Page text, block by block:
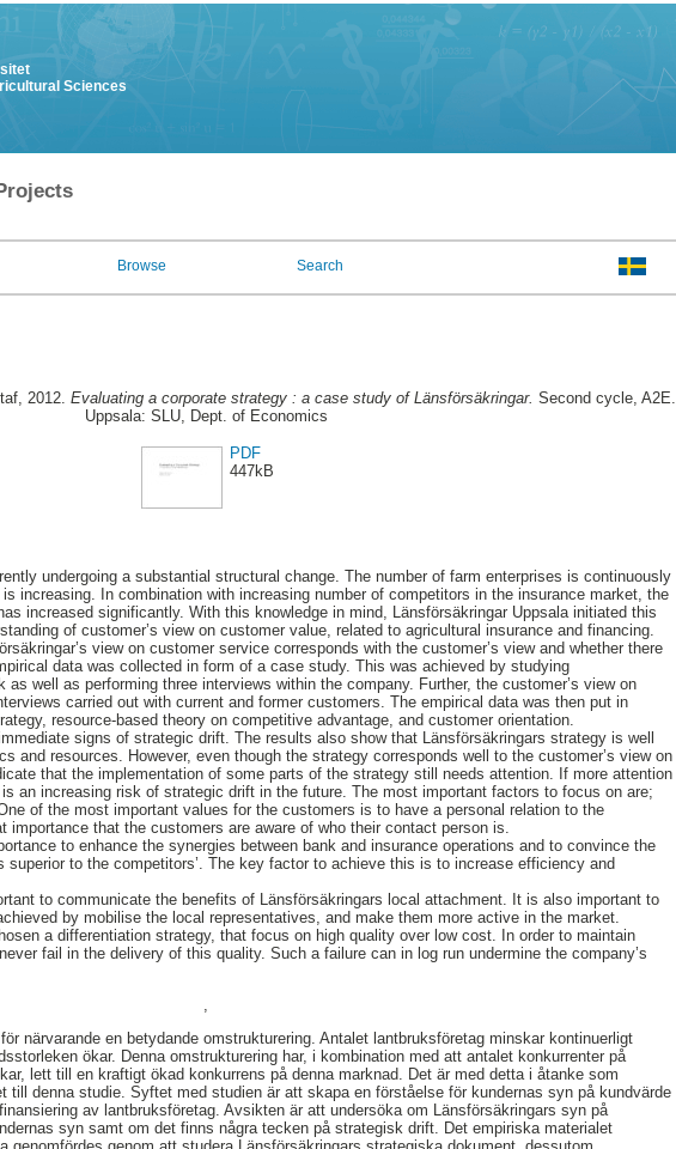
Sciences
Browse Search
, 2012. Evaluating a corporate strategy : a case study of Länsförsäkringar. Second cycle, A2E.
Uppsala: SLU, Dept. of Economics
PDF
447kB
undergoing a substantial structural change. The number of farm enterprises is continuously
increasing. In combination with increasing number of competitors in the insurance market, the
increased significantly. With this knowledge in mind, Länsförsäkringar Uppsala initiated this
of customer’s view on customer value, related to agricultural insurance and financing.
view on customer service corresponds with the customer’s view and whether there
data was collected in form of a case study. This was achieved by studying
as well as performing three interviews within the company. Further, the customer’s view on
carried out with current and former customers. The empirical data was then put in
resource-based theory on competitive advantage, and customer orientation.
signs of strategic drift. The results also show that Länsförsäkringars strategy is well
and resources. However, even though the strategy corresponds well to the customer’s view on
that the implementation of some parts of the strategy still needs attention. If more attention
an increasing risk of strategic drift in the future. The most important factors to focus on are;
of the most important values for the customers is to have a personal relation to the
importance that the customers are aware of who their contact person is.
to enhance the synergies between bank and insurance operations and to convince the
to the competitors’. The key factor to achieve this is to increase efficiency and
to communicate the benefits of Länsförsäkringars local attachment. It is also important to
by mobilise the local representatives, and make them more active in the market.
a differentiation strategy, that focus on high quality over low cost. In order to maintain
fail in the delivery of this quality. Such a failure can in log run undermine the company’s
närvarande en betydande omstrukturering. Antalet lantbruksföretag minskar kontinuerligt
ökar. Denna omstrukturering har, i kombination med att antalet konkurrenter på
lett till en kraftigt ökad konkurrens på denna marknad. Det är med detta i åtanke som
till denna studie. Syftet med studien är att skapa en förståelse för kundernas syn på kundvärde
av lantbruksföretag. Avsikten är att undersöka om Länsförsäkringars syn på
syn samt om det finns några tecken på strategisk drift. Det empiriska materialet